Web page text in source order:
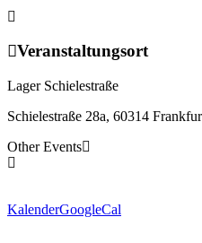
Veranstaltungsort
Lager Schielestraße
Schielestraße 28a, 60314
Other Events
KalenderGoogleCal